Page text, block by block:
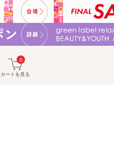
カートを見る
0